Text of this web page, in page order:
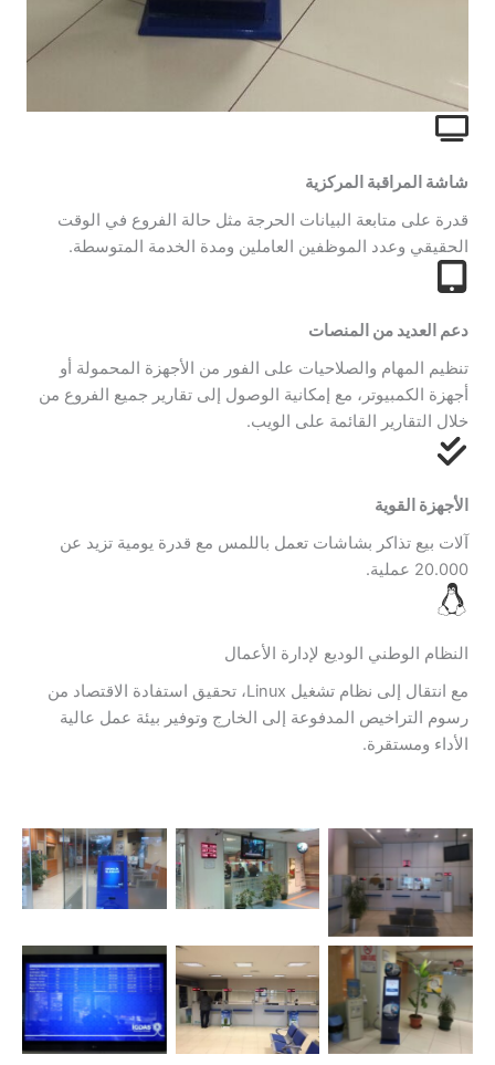
شاشة المراقبة المركزية
قدرة على متابعة البيانات الحرجة مثل حالة الفروع في الوقت
الحقيقي وعدد الموظفين العاملين ومدة الخدمة المتوسطة.
دعم العديد من المنصات
تنظيم المهام والصلاحيات على الفور من الأجهزة المحمولة أو
أجهزة الكمبيوتر، مع إمكانية الوصول إلى تقارير جميع الفروع من
خلال التقارير القائمة على الويب.
الأجهزة القوية
آلات بيع تذاكر بشاشات تعمل باللمس مع قدرة يومية تزيد عن
20.000 عملية.
النظام الوطني الوديع لإدارة الأعمال
مع انتقال إلى نظام تشغيل Linux، تحقيق استفادة الاقتصاد من
رسوم التراخيص المدفوعة إلى الخارج وتوفير بيئة عمل عالية
الأداء ومستقرة.